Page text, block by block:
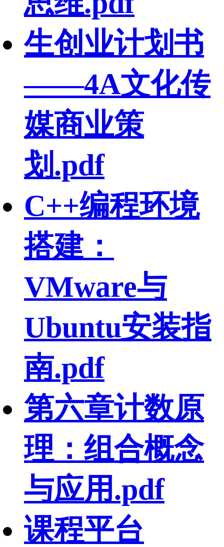
生创业计划书
——4A文化传
媒商业策
划.pdf
C++编程环境
搭建：
VMware与
Ubuntu安装指
南.pdf
第六章计数原
理：组合概念
与应用.pdf
课程平台